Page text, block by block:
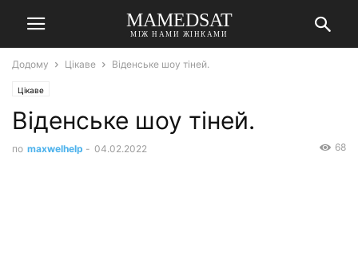
MAMEDSAT
МІЖ НАМИ ЖІНКАМИ
Додому Цікаве Віденське шоу тіней.
Цікаве
Віденське шоу тіней.
по maxwelhelp - 04.02.2022 68